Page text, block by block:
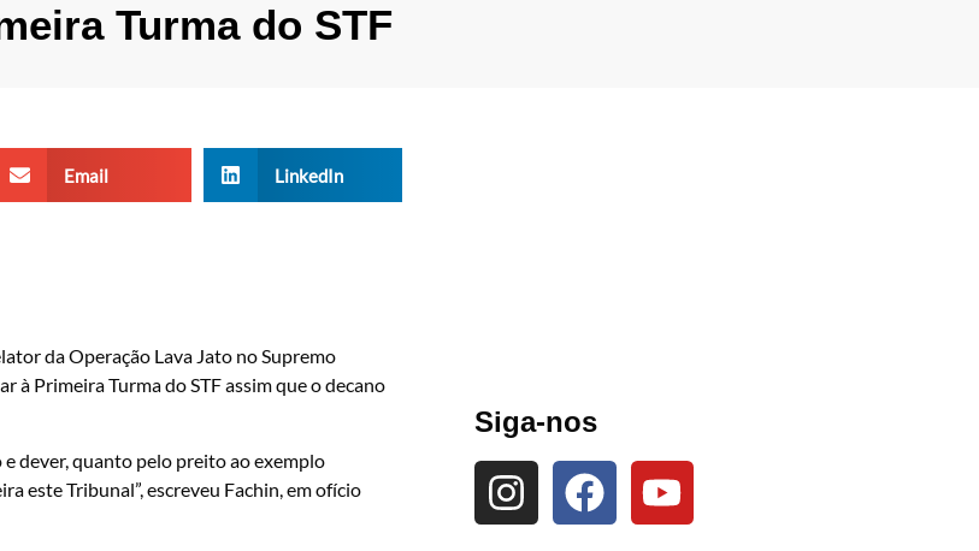
Turma do STF
Email LinkedIn
da Operação Lava Jato no Supremo
à Primeira Turma do STF assim que o decano
dever, quanto pelo preito ao exemplo
este Tribunal”, escreveu Fachin, em ofício
Siga-nos